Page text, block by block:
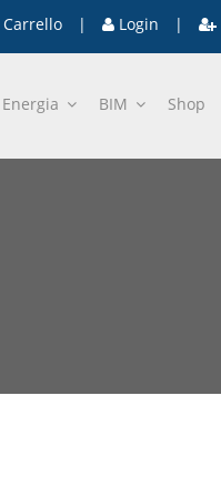
Carrello | Login |
Energia BIM Shop